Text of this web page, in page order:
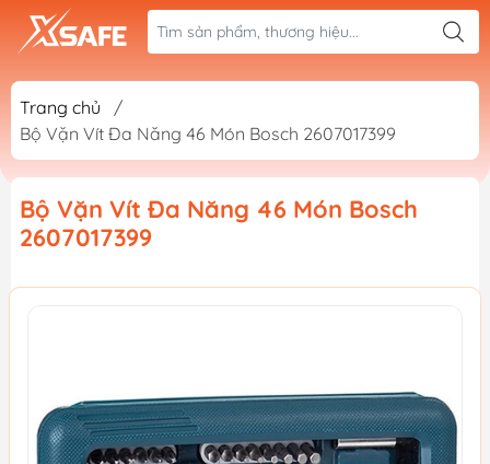
Trang chủ
/
Bộ Vặn Vít Đa Năng 46 Món Bosch 2607017399
Bộ Vặn Vít Đa Năng 46 Món Bosch
2607017399